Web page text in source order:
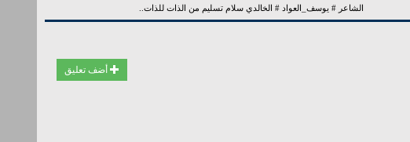
الشاعر # يوسف_العواد # الخالدي سلام تسليم من الذات للذات..
أضف تعليق